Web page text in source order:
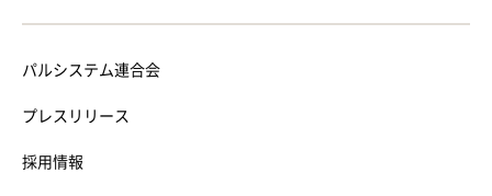
パルシステム連合会
プレスリリース
採用情報